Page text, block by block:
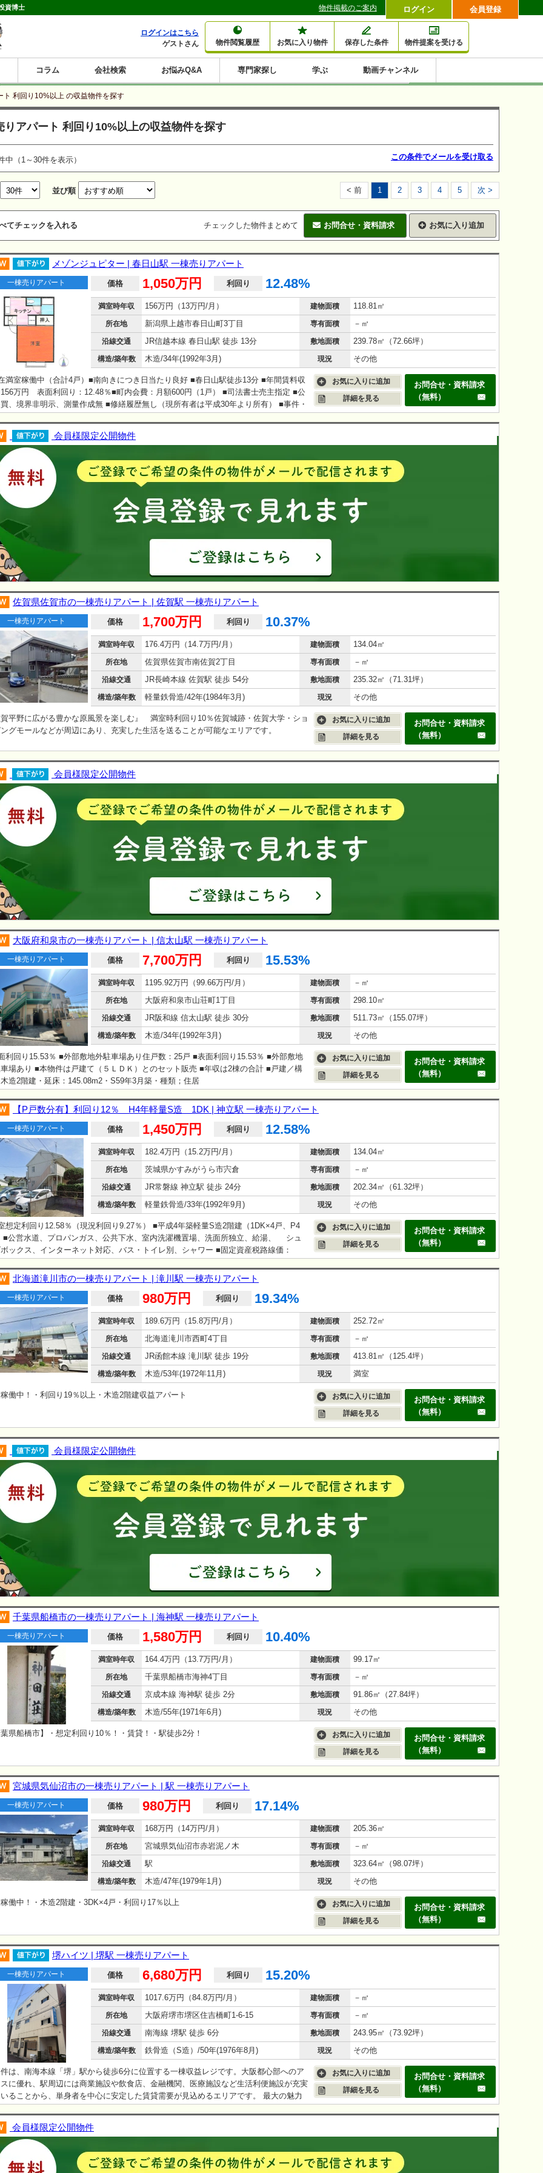
資博士
物件閲覧履歴 お気に入り物件 保存した条件 物件提案を受ける
ログインはこちら
ゲストさん
投資マンション
一棟売りアパート
一棟売りマンション
一棟売りビル
店舗・事務所
賃貸併用住宅
戸建賃貸
土地
新築住宅
工場・倉庫
ホテルペンション 利回り7%以上
利回り8%以上
利回り9%以上
利回り10%以上
利回り11%以上
利回り12%以上
利回り13%以上
利回り14%以上
利回り15%以上
利回り16%以上
コラム
購入コラム
売却コラム
大家さんコラム
賃貸経営コラム
会社検索 お悩みQ&A 専門家探し 学ぶ 動画チャンネル
ログイン 会員登録
物件掲載のご案内
ト 利回り10%以上 の収益物件を探す
りアパート 利回り10%以上の収益物件を探す
中（1～30件を表示） この条件でメールを受け取る
並び順 < 前 1 2 3 4 5 次 >
てチェックを入れる チェックした物件まとめて お気に入り追加
お問合せ・資料請求
メゾンジュピター | 春日山駅 一棟売りアパート
一棟売りアパート 価格 1,050万円 利回り 12.48%
満室時年収 156万円（13万円/月） 建物面積 118.81㎡
所在地 新潟県上越市春日山町3丁目 専有面積 －㎡
沿線交通 JR信越本線 春日山駅 徒歩 13分 敷地面積 239.78㎡（72.66坪）
構造/築年数 木造/34年(1992年3月) 現況 その他
満室稼働中（合計4戸）■南向きにつき日当たり良好 ■春日山駅徒歩13分 ■年間賃料収
万円 表面利回り：12.48％■町内会費：月額600円（1戸） ■司法書士売主指定 ■公
、境界非明示、測量作成無 ■修繕履歴無し（現所有者は平成30年より所有） ■事件・
お気に入りに追加
詳細を見る
お問合せ・資料請求
（無料）
会員様限定公開物件
佐賀県佐賀市の一棟売りアパート | 佐賀駅 一棟売りアパート
一棟売りアパート 価格 1,700万円 利回り 10.37%
満室時年収 176.4万円（14.7万円/月） 建物面積 134.04㎡
所在地 佐賀県佐賀市南佐賀2丁目 専有面積 －㎡
沿線交通 JR長崎本線 佐賀駅 徒歩 54分 敷地面積 235.32㎡（71.31坪）
構造/築年数 軽量鉄骨造/42年(1984年3月) 現況 その他
平野に広がる豊かな原風景を楽しむ』 満室時利回り10％佐賀城跡・佐賀大学・ショ
グモールなどが周辺にあり、充実した生活を送ることが可能なエリアです。
お気に入りに追加
詳細を見る
お問合せ・資料請求
（無料）
会員様限定公開物件
大阪府和泉市の一棟売りアパート | 信太山駅 一棟売りアパート
一棟売りアパート 価格 7,700万円 利回り 15.53%
満室時年収 1195.92万円（99.66万円/月） 建物面積 －㎡
所在地 大阪府和泉市山荘町1丁目 専有面積 298.10㎡
沿線交通 JR阪和線 信太山駅 徒歩 30分 敷地面積 511.73㎡（155.07坪）
構造/築年数 木造/34年(1992年3月) 現況 その他
利回り15.53％ ■外部敷地外駐車場あり住戸数：25戸 ■表面利回り15.53％ ■外部敷地
場あり ■本物件は戸建て（５ＬＤＫ）とのセット販売 ■年収は2棟の合計 ■戸建／構
造2階建・延床：145.08m2・S59年3月築・種類；住居
お気に入りに追加
詳細を見る
お問合せ・資料請求
（無料）
【P戸数分有】利回り12％ H4年軽量S造 1DK | 神立駅 一棟売りアパート
一棟売りアパート 価格 1,450万円 利回り 12.58%
満室時年収 182.4万円（15.2万円/月） 建物面積 134.04㎡
所在地 茨城県かすみがうら市宍倉 専有面積 －㎡
沿線交通 JR常磐線 神立駅 徒歩 24分 敷地面積 202.34㎡（61.32坪）
構造/築年数 軽量鉄骨造/33年(1992年9月) 現況 その他
想定利回り12.58％（現況利回り9.27％） ■平成4年築軽量S造2階建（1DK×4戸、P4
■公営水道、プロパンガス、公共下水、室内洗濯機置場、洗面所独立、給湯、 シュ
ックス、インターネット対応、バス・トイレ別、シャワー ■固定資産税路線価：
継承必須でございます。 ・プロパンガス契約については、継承必須でございます。
、空室が1部屋ございます。 （室内原状回復工事については、買主様ご負担でござい
費用：約60万円）） …
お気に入りに追加
詳細を見る
お問合せ・資料請求
（無料）
北海道滝川市の一棟売りアパート | 滝川駅 一棟売りアパート
一棟売りアパート 価格 980万円 利回り 19.34%
満室時年収 189.6万円（15.8万円/月） 建物面積 252.72㎡
所在地 北海道滝川市西町4丁目 専有面積 －㎡
沿線交通 JR函館本線 滝川駅 徒歩 19分 敷地面積 413.81㎡（125.4坪）
構造/築年数 木造/53年(1972年11月) 現況 満室
働中！・利回り19％以上・木造2階建収益アパート
お気に入りに追加
詳細を見る
お問合せ・資料請求
（無料）
会員様限定公開物件
千葉県船橋市の一棟売りアパート | 海神駅 一棟売りアパート
一棟売りアパート 価格 1,580万円 利回り 10.40%
満室時年収 164.4万円（13.7万円/月） 建物面積 99.17㎡
所在地 千葉県船橋市海神4丁目 専有面積 －㎡
沿線交通 京成本線 海神駅 徒歩 2分 敷地面積 91.86㎡（27.84坪）
構造/築年数 木造/55年(1971年6月) 現況 その他
県船橋市】・想定利回り10％！・賃貸！・駅徒歩2分！
お気に入りに追加
詳細を見る
お問合せ・資料請求
（無料）
宮城県気仙沼市の一棟売りアパート | 駅 一棟売りアパート
一棟売りアパート 価格 980万円 利回り 17.14%
満室時年収 168万円（14万円/月） 建物面積 205.36㎡
所在地 宮城県気仙沼市赤岩泥ノ木 専有面積 －㎡
沿線交通 駅 敷地面積 323.64㎡（98.07坪）
構造/築年数 木造/47年(1979年1月) 現況 その他
働中！・木造2階建・3DK×4戸・利回り17％以上
お気に入りに追加
詳細を見る
お問合せ・資料請求
（無料）
堺ハイツ | 堺駅 一棟売りアパート
一棟売りアパート 価格 6,680万円 利回り 15.20%
満室時年収 1017.6万円（84.8万円/月） 建物面積 －㎡
所在地 大阪府堺市堺区住吉橋町1-6-15 専有面積 －㎡
沿線交通 南海線 堺駅 徒歩 6分 敷地面積 243.95㎡（73.92坪）
構造/築年数 鉄骨造（S造）/50年(1976年8月) 現況 その他
は、南海本線「堺」駅から徒歩6分に位置する一棟収益レジです。大阪都心部へのア
に優れ、駅周辺には商業施設や飲食店、金融機関、医療施設など生活利便施設が充実
ることから、単身者を中心に安定した賃貸需要が見込めるエリアです。 最大の魅力
確保できる一棟レジは限られており、収益性を重視する投資家様にとって魅力的な物
ないでしょうか。築年数は経過しておりますが、その分取得価格を抑えやすく、高い
率を実現している点も特徴です。 また、本物件が所在する住吉橋町エリアは、堺駅
利便性を享…
お気に入りに追加
詳細を見る
お問合せ・資料請求
（無料）
会員様限定公開物件